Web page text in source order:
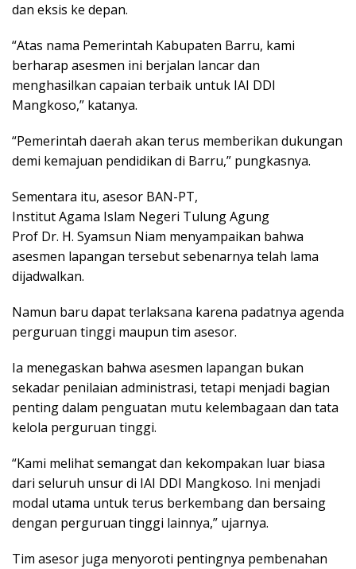
dan eksis ke depan.
“Atas nama Pemerintah Kabupaten Barru, kami
berharap asesmen ini berjalan lancar dan
menghasilkan capaian terbaik untuk IAI DDI
Mangkoso,” katanya.
“Pemerintah daerah akan terus memberikan dukungan
demi kemajuan pendidikan di Barru,” pungkasnya.
Sementara itu, asesor BAN-PT,
Institut Agama Islam Negeri Tulung Agung
Prof Dr. H. Syamsun Niam menyampaikan bahwa
asesmen lapangan tersebut sebenarnya telah lama
dijadwalkan.
Namun baru dapat terlaksana karena padatnya agenda
perguruan tinggi maupun tim asesor.
Ia menegaskan bahwa asesmen lapangan bukan
sekadar penilaian administrasi, tetapi menjadi bagian
penting dalam penguatan mutu kelembagaan dan tata
kelola perguruan tinggi.
“Kami melihat semangat dan kekompakan luar biasa
dari seluruh unsur di IAI DDI Mangkoso. Ini menjadi
modal utama untuk terus berkembang dan bersaing
dengan perguruan tinggi lainnya,” ujarnya.
Tim asesor juga menyoroti pentingnya pembenahan